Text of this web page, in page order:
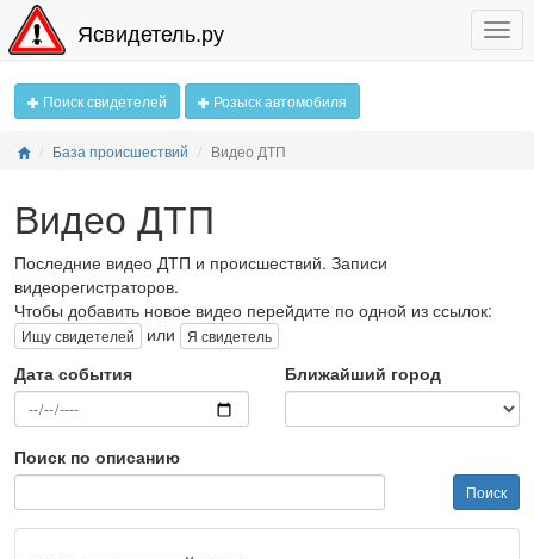
Ясвидетель.ру
Поиск свидетелей Розыск автомобиля
База происшествий Видео ДТП
Видео ДТП
Последние видео ДТП и происшествий. Записи
видеорегистраторов.
Чтобы добавить новое видео перейдите по одной из ссылок:
Ищу свидетелей или Я свидетель
Дата события Ближайший город
Поиск по описанию